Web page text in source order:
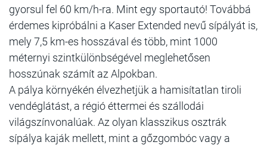
gyorsul fel 60 km/h-ra. Mint egy sportautó! Továbbá
érdemes kipróbálni a Kaser Extended nevű sípályát is,
mely 7,5 km-es hosszával és több, mint 1000
méternyi szintkülönbségével meglehetősen
hosszúnak számít az Alpokban.
A pálya környékén élvezhetjük a hamisítatlan tiroli
vendéglátást, a régió éttermei és szállodái
világszínvonalúak. Az olyan klasszikus osztrák
sípálya kaják mellett, mint a gőzgombóc vagy a